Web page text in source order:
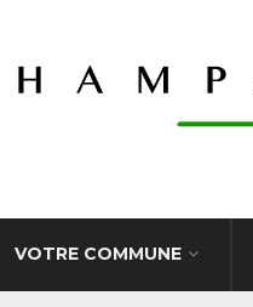
VOTRE COMMUNE